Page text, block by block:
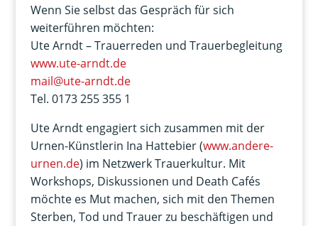
Wenn Sie selbst das Gespräch für sich
weiterführen möchten:
Ute Arndt – Trauerreden und Trauerbegleitung
www.ute-arndt.de
mail@ute-arndt.de
Tel. 0173 255 355 1
Ute Arndt engagiert sich zusammen mit der
Urnen-Künstlerin Ina Hattebier (www.andere-
urnen.de) im Netzwerk Trauerkultur. Mit
Workshops, Diskussionen und Death Cafés
möchte es Mut machen, sich mit den Themen
Sterben, Tod und Trauer zu beschäftigen und